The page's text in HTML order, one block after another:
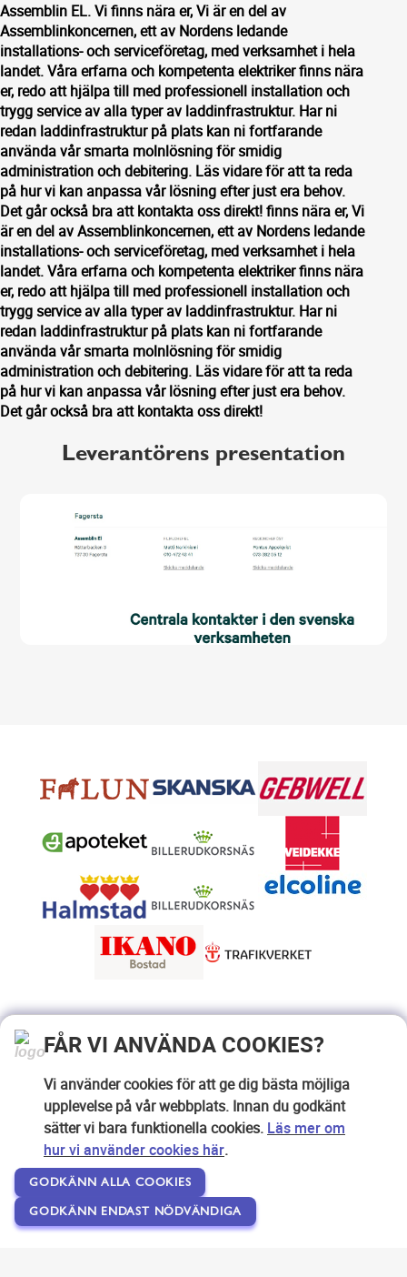
Assemblin EL. Vi finns nära er, Vi är en del av
Assemblinkoncernen, ett av Nordens ledande
installations- och serviceföretag, med verksamhet i hela
landet. Våra erfarna och kompetenta elektriker finns nära
er, redo att hjälpa till med professionell installation och
trygg service av alla typer av laddinfrastruktur. Har ni
redan laddinfrastruktur på plats kan ni fortfarande
använda vår smarta molnlösning för smidig
administration och debitering. Läs vidare för att ta reda
på hur vi kan anpassa vår lösning efter just era behov.
Det går också bra att kontakta oss direkt! finns nära er, Vi
är en del av Assemblinkoncernen, ett av Nordens ledande
installations- och serviceföretag, med verksamhet i hela
landet. Våra erfarna och kompetenta elektriker finns nära
er, redo att hjälpa till med professionell installation och
trygg service av alla typer av laddinfrastruktur. Har ni
redan laddinfrastruktur på plats kan ni fortfarande
använda vår smarta molnlösning för smidig
administration och debitering. Läs vidare för att ta reda
på hur vi kan anpassa vår lösning efter just era behov.
Det går också bra att kontakta oss direkt!
Leverantörens presentation
FÅR VI ANVÄNDA COOKIES?
Vi använder cookies för att ge dig bästa möjliga
upplevelse på vår webbplats. Innan du godkänt
sätter vi bara funktionella cookies. Läs mer om
hur vi använder cookies här.
GODKÄNN ALLA COOKIES
GODKÄNN ENDAST NÖDVÄNDIGA